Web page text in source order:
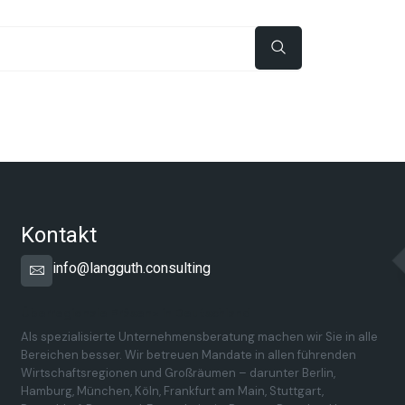
Kontakt
info@langguth.consulting
Als spezialisierte Unternehmensberatung machen wir Sie in alle
Bereichen besser. Wir betreuen Mandate in allen führenden
Wirtschaftsregionen und Großräumen – darunter Berlin,
Hamburg, München, Köln, Frankfurt am Main, Stuttgart,